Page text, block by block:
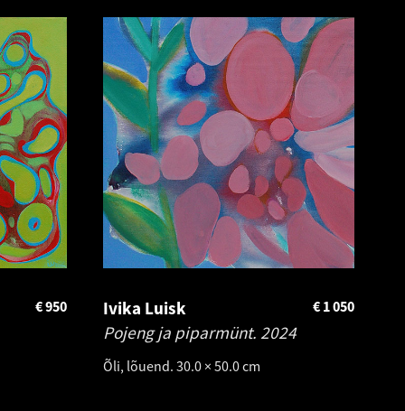
950
€
Ivika Luisk
Pojeng ja piparmünt. 2024
Õli, lõuend. 30.0 × 50.0 cm
1 050
€